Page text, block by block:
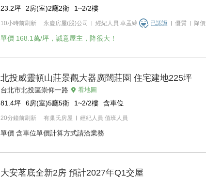
23.2坪 2房(室)2廳2衛 1~2/2樓
10小時前刷新 永慶房屋(股)公司 經紀人員 卓孟緯 已認證 優質 降價
單價 168.1萬/坪，誠意屋主，降很大！
北投威靈頓山莊景觀大器廣闊莊園 住宅建地225坪
台北市北投區崇仰一路 看地圖
81.4坪 6房(室)5廳5衛 1~2/2樓 含車位
20分鐘前刷新 有巢氏房屋 經紀人員 值班人員
單價 含車位單價計算方式請洽業務
大安茗底全新2房 預計2027年Q1交屋